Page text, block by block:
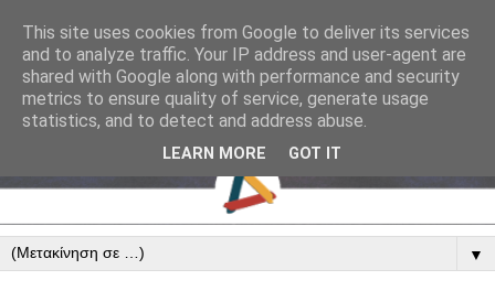
▼
This site uses cookies from Google to deliver its services
and to analyze traffic. Your IP address and user-agent are
shared with Google along with performance and security
metrics to ensure quality of service, generate usage
statistics, and to detect and address abuse.
LEARN MORE GOT IT